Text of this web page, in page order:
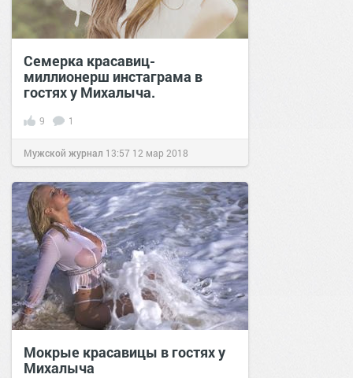
Семерка красавиц-
миллионерш инстаграма в
гостях у Михалыча.
9 1
Мужской журнал 13:57 12 мар 2018
Мокрые красавицы в гостях у
Михалыча